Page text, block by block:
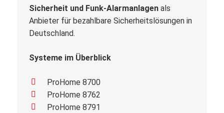
Sicherheit und Funk-Alarmanlagen als
Anbieter für bezahlbare Sicherheitslösungen in
Deutschland.
Systeme im Überblick
ProHome 8700
ProHome 8762
ProHome 8791